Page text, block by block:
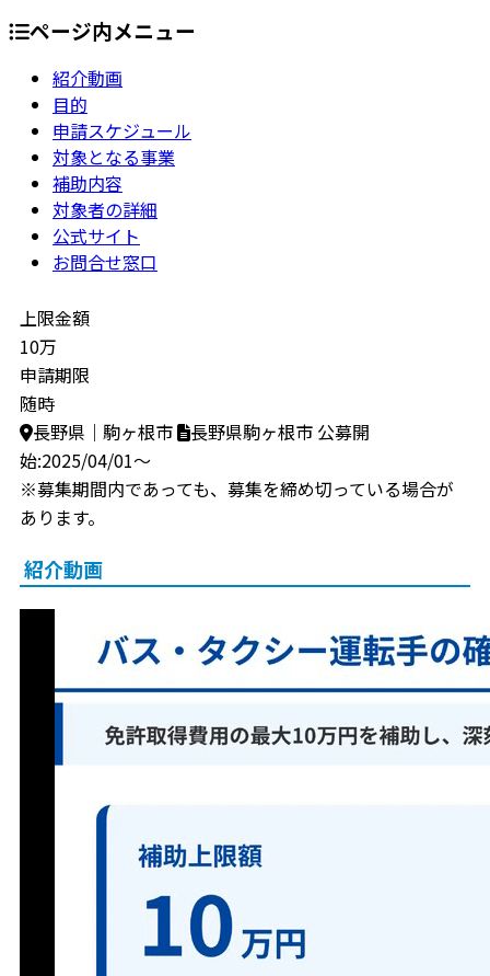
ページ内メニュー
紹介動画
目的
申請スケジュール
対象となる事業
補助内容
対象者の詳細
公式サイト
お問合せ窓口
上限金額
10万
申請期限
随時
長野県｜駒ヶ根市
長野県駒ヶ根市 公募開
始:2025/04/01～
※募集期間内であっても、募集を締め切っている場合が
あります。
紹介動画